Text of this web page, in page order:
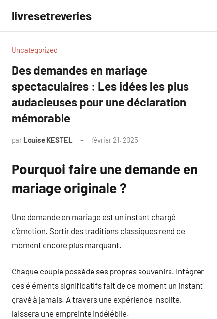
contenu
livresetreveries
Uncategorized
Des demandes en mariage
spectaculaires : Les idées les plus
audacieuses pour une déclaration
mémorable
par Louise KESTEL février 21, 2025
Pourquoi faire une demande en
mariage originale ?
Une demande en mariage est un instant chargé
d’émotion. Sortir des traditions classiques rend ce
moment encore plus marquant.
Chaque couple possède ses propres souvenirs. Intégrer
des éléments significatifs fait de ce moment un instant
gravé à jamais. À travers une expérience insolite,
laissera une empreinte indélébile.